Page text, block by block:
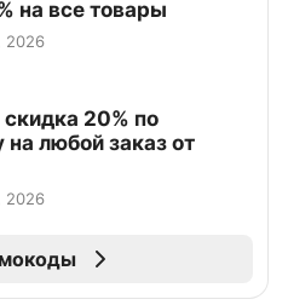
на все товары
2026
скидка 20% по
любой заказ от
2026